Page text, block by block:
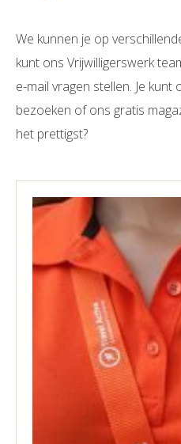
We kunnen je op
kunt ons Vrijwilligerswerk
e-mail vragen stellen. Je
bezoeken of ons gratis
het prettigst?